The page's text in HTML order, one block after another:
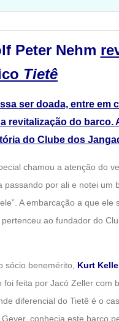
Peter Nehm
Tietê
ser doada, entre em
revitalização do barco.
do Clube dos
chamou a atenção do
passando por ali e notei um
A embarcação a que ele
ao fundador do
sócio benemérito, Kurt
feita por Jacó Zeller com
diferencial do Tietê é o
conhecia este barco